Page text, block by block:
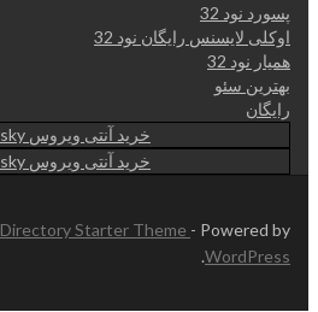
پسورد نود 32
اوکلی لایسنس رایگان نود 32
همیار نود 32
بهترین سئو
رایگان
خرید آنتی ویروس Kaspersky
خرید آنتی ویروس Kaspersky
Directory Starter Theme - Powered by
WordPress
.